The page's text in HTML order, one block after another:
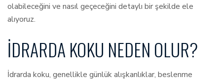
olabileceğini ve nasıl geçeceğini detaylı bir şekilde ele
alıyoruz.
İDRARDA KOKU NEDEN OLUR?
İdrarda koku, genellikle günlük alışkanlıklar, beslenme